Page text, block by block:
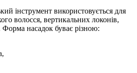
інструмент використовується для
волосся, вертикальних локонів,
Форма насадок буває різною: